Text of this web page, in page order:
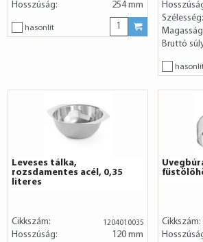
Hosszúság: 254 mm
hasonlít
Szélesség:
Bruttó
Leveses tálka,
rozsdamentes acél, 0,35
literes
Cikkszám: 1204010035
Hosszúság:
120 mm
Cikkszám: